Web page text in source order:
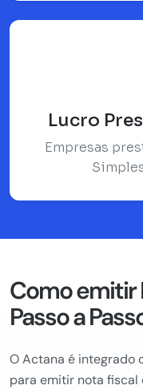
Lucro
Empresas
Como emitir
Passo a
O Actana é integrado
para emitir nota